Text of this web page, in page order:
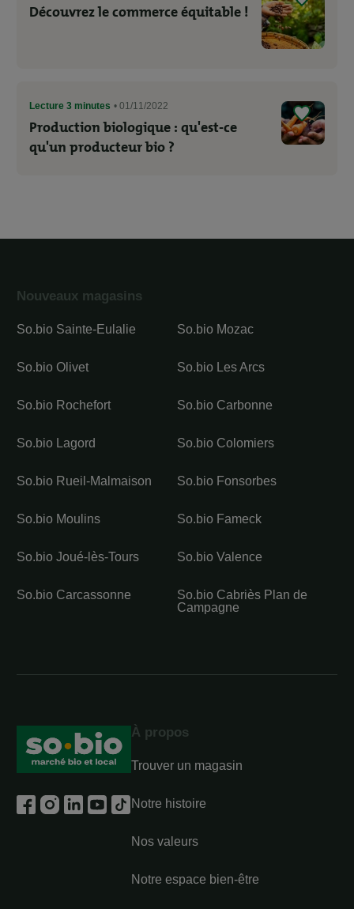
Découvrez le commerce équitable !
Lecture 3 minutes • 01/11/2022
Production biologique : qu'est-ce
qu'un producteur bio ?
Nouveaux magasins
So.bio Sainte-Eulalie So.bio Mozac
So.bio Olivet So.bio Les Arcs
So.bio Rochefort So.bio Carbonne
So.bio Lagord So.bio Colomiers
So.bio Rueil-Malmaison So.bio Fonsorbes
So.bio Moulins So.bio Fameck
So.bio Joué-lès-Tours So.bio Valence
So.bio Carcassonne
So.bio Cabriès Plan de
Campagne
À propos
Trouver un magasin
Notre histoire
Nos valeurs
Notre espace bien-être